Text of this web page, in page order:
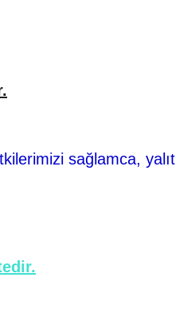
sağlamca,